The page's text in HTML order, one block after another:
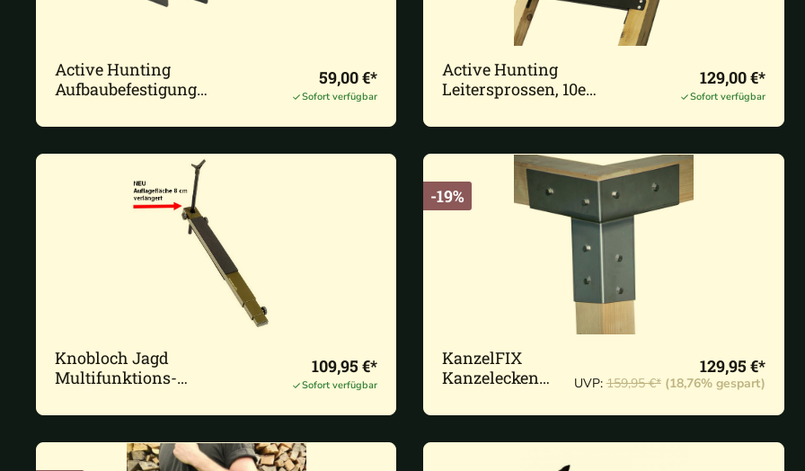
Active Hunting
Aufbaubefestigung
beschichtet, 4er Set
59,00 €*
Sofort verfügbar
Active Hunting
Leitersprossen, 10er
129,00 €*
Sofort verfügbar
Knobloch Jagd
Multifunktions-
109,95 €*
Sofort verfügbar
-19%
KanzelFIX
Kanzelecken
10x10cm inkl.
Schrauben-Set
129,95 €*
UVP:159,95 €* (18,76% gespart)